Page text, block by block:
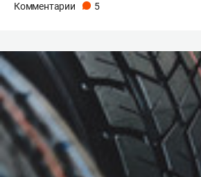
Комментарии 5